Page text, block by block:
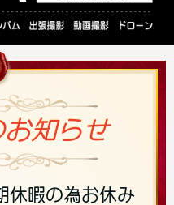
知らせ
休暇の為お休み